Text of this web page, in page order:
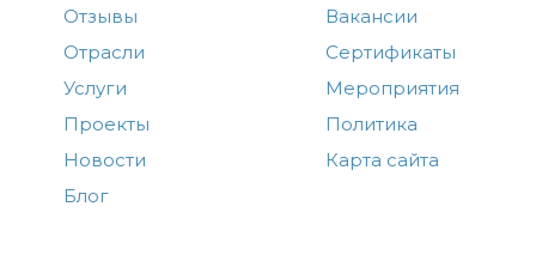
Отзывы
Отрасли
Услуги
Проекты
Новости
Блог
Вакансии
Сертификаты
Мероприятия
Политика
Карта сайта